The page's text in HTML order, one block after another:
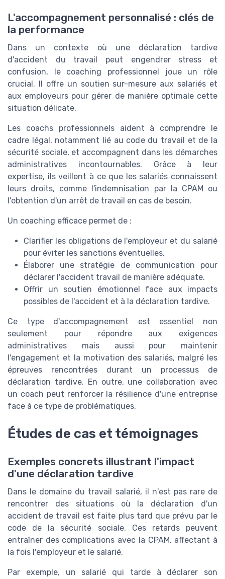
L'accompagnement personnalisé : clés de
la performance
Dans un contexte où une déclaration tardive
d'accident du travail peut engendrer stress et
confusion, le coaching professionnel joue un rôle
crucial. Il offre un soutien sur-mesure aux salariés et
aux employeurs pour gérer de manière optimale cette
situation délicate.
Les coachs professionnels aident à comprendre le
cadre légal, notamment lié au code du travail et de la
sécurité sociale, et accompagnent dans les démarches
administratives incontournables. Grâce à leur
expertise, ils veillent à ce que les salariés connaissent
leurs droits, comme l'indemnisation par la CPAM ou
l'obtention d'un arrêt de travail en cas de besoin.
Un coaching efficace permet de :
Clarifier les obligations de l'employeur et du salarié
pour éviter les sanctions éventuelles.
Élaborer une stratégie de communication pour
déclarer l'accident travail de manière adéquate.
Offrir un soutien émotionnel face aux impacts
possibles de l'accident et à la déclaration tardive.
Ce type d'accompagnement est essentiel non
seulement pour répondre aux exigences
administratives mais aussi pour maintenir
l'engagement et la motivation des salariés, malgré les
épreuves rencontrées durant un processus de
déclaration tardive. En outre, une collaboration avec
un coach peut renforcer la résilience d'une entreprise
face à ce type de problématiques.
Études de cas et témoignages
Exemples concrets illustrant l'impact
d'une déclaration tardive
Dans le domaine du travail salarié, il n'est pas rare de
rencontrer des situations où la déclaration d'un
accident de travail est faite plus tard que prévu par le
code de la sécurité sociale. Ces retards peuvent
entraîner des complications avec la CPAM, affectant à
la fois l'employeur et le salarié.
Par exemple, un salarié qui tarde à déclarer son